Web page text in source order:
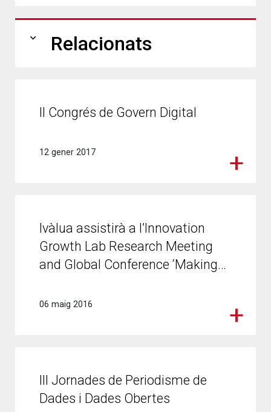
expand_more Relacionats
II Congrés de Govern Digital
12 gener 2017
Ivàlua assistirà a l’Innovation
Growth Lab Research Meeting
and Global Conference ‘Making…
06 maig 2016
III Jornades de Periodisme de
Dades i Dades Obertes